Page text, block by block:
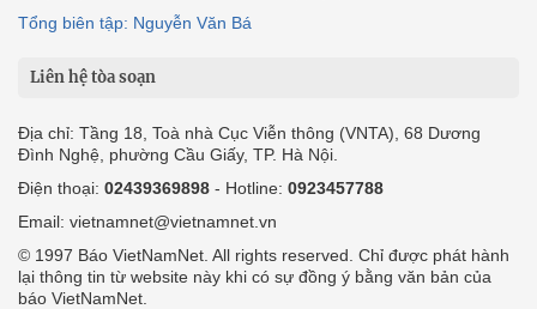
Tổng biên tập: Nguyễn Văn Bá
Liên hệ tòa soạn
Địa chỉ: Tầng 18, Toà nhà Cục Viễn thông (VNTA), 68 Dương
Đình Nghệ, phường Cầu Giấy, TP. Hà Nội.
Điện thoại: 02439369898 - Hotline: 0923457788
Email: vietnamnet@vietnamnet.vn
© 1997 Báo VietNamNet. All rights reserved. Chỉ được phát hành
lại thông tin từ website này khi có sự đồng ý bằng văn bản của
báo VietNamNet.